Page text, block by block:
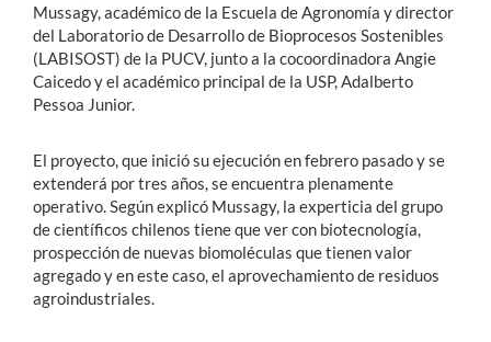
Mussagy, académico de la Escuela de Agronomía y director
del Laboratorio de Desarrollo de Bioprocesos Sostenibles
(LABISOST) de la PUCV, junto a la cocoordinadora Angie
Caicedo y el académico principal de la USP, Adalberto
Pessoa Junior.
El proyecto, que inició su ejecución en febrero pasado y se
extenderá por tres años, se encuentra plenamente
operativo. Según explicó Mussagy, la experticia del grupo
de científicos chilenos tiene que ver con biotecnología,
prospección de nuevas biomoléculas que tienen valor
agregado y en este caso, el aprovechamiento de residuos
agroindustriales.